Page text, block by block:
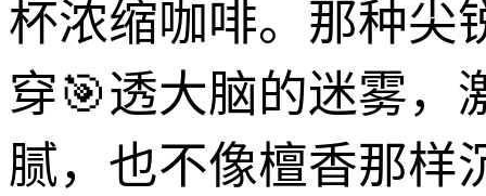
杯浓缩咖啡。那种尖
穿🎯透大脑的迷雾，
腻，也不像檀香那样